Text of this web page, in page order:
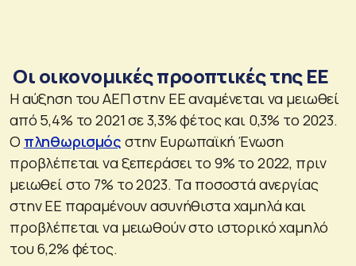
Οι οικονομικές προοπτικές της ΕΕ
Η αύξηση του ΑΕΠ στην ΕΕ αναμένεται να μειωθεί
από 5,4% το 2021 σε 3,3% φέτος και 0,3% το 2023.
Ο πληθωρισμός στην Ευρωπαϊκή Ένωση
προβλέπεται να ξεπεράσει το 9% το 2022, πριν
μειωθεί στο 7% το 2023. Τα ποσοστά ανεργίας
στην ΕΕ παραμένουν ασυνήθιστα χαμηλά και
προβλέπεται να μειωθούν στο ιστορικό χαμηλό
του 6,2% φέτος.